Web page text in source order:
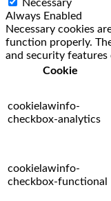
Necessary
Always Enabled
Necessary cookies
function properly.
and security
Cookie
cookielawinfo-
checkbox-analytics
cookielawinfo-
checkbox-functional